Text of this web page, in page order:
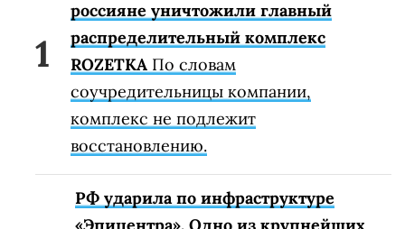
россияне уничтожили главный
распределительный комплекс
ROZETKA По словам
соучредительницы компании,
комплекс не подлежит
восстановлению.
РФ ударила по инфраструктуре